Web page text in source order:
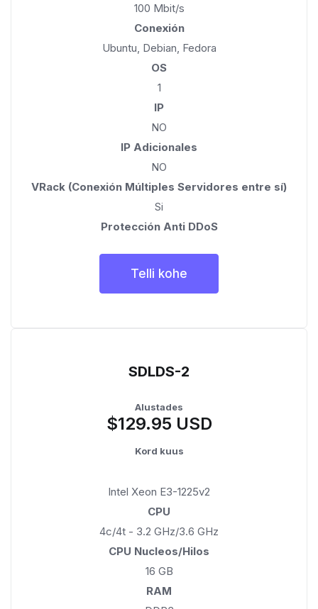
100 Mbit/s
Conexión
Ubuntu, Debian, Fedora
OS
1
IP
NO
IP Adicionales
NO
VRack (Conexión Múltiples Servidores entre sí)
Si
Protección Anti DDoS
Telli kohe
SDLDS-2
Alustades
$129.95 USD
Kord kuus
Intel Xeon E3-1225v2
CPU
4c/4t - 3.2 GHz/3.6 GHz
CPU Nucleos/Hilos
16 GB
RAM